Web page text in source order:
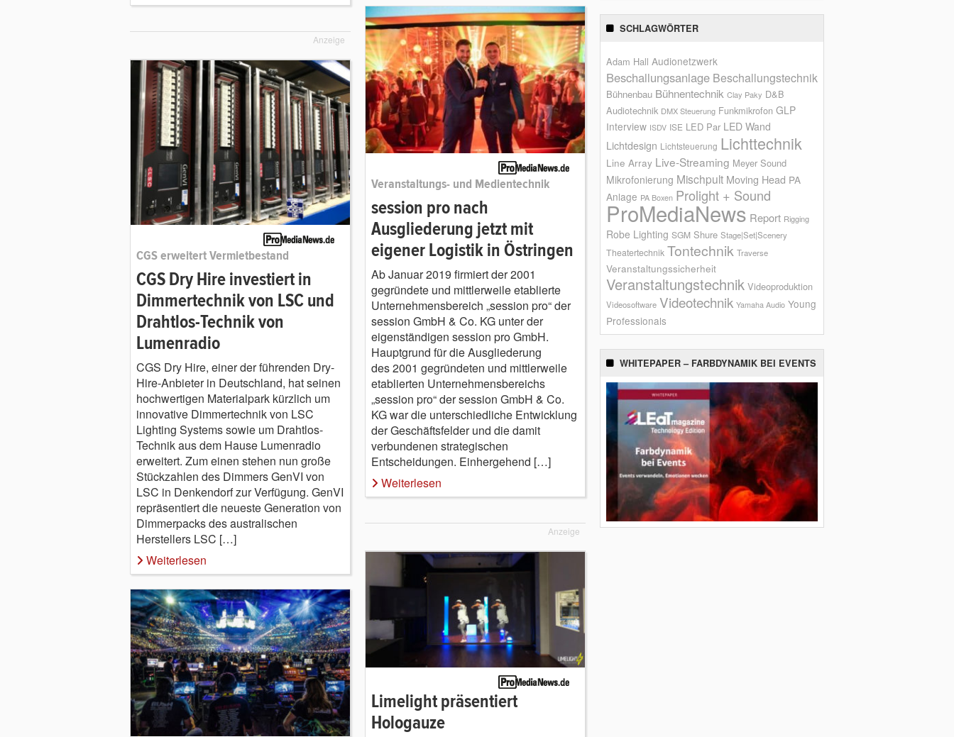
Anzeige
CGS erweitert Vermietbestand
CGS Dry Hire investiert in
Dimmertechnik von LSC und
Drahtlos-Technik von
Lumenradio
CGS Dry Hire, einer der führenden Dry-
Hire-Anbieter in Deutschland, hat seinen
hochwertigen Materialpark kürzlich um
innovative Dimmertechnik von LSC
Lighting Systems sowie um Drahtlos-
Technik aus dem Hause Lumenradio
erweitert. Zum einen stehen nun große
Stückzahlen des Dimmers GenVI von
LSC in Denkendorf zur Verfügung. GenVI
repräsentiert die neueste Generation von
Dimmerpacks des australischen
Herstellers LSC […]
Weiterlesen
Veranstaltungs- und Medientechnik
session pro nach
Ausgliederung jetzt mit
eigener Logistik in Östringen
Ab Januar 2019 firmiert der 2001
gegründete und mittlerweile etablierte
Unternehmensbereich „session pro“ der
session GmbH & Co. KG unter der
eigenständigen session pro GmbH.
Hauptgrund für die Ausgliederung
des 2001 gegründeten und mittlerweile
etablierten Unternehmensbereichs
„session pro“ der session GmbH & Co.
KG war die unterschiedliche Entwicklung
der Geschäftsfelder und die damit
verbundenen strategischen
Entscheidungen. Einhergehend […]
Weiterlesen
Anzeige
Limelight präsentiert
Hologauze
SCHLAGWÖRTER
Adam Hall Audionetzwerk
Beschallungsanlage Beschallungstechnik
Bühnenbau Bühnentechnik Clay Paky D&B
Audiotechnik DMX Steuerung Funkmikrofon GLP
Interview ISDV ISE LED Par LED Wand
Lichtdesign Lichtsteuerung Lichttechnik
Line Array Live-Streaming Meyer Sound
Mikrofonierung Mischpult Moving Head PA
Anlage PA Boxen Prolight + Sound
ProMediaNews Report Rigging
Robe Lighting SGM Shure Stage|Set|Scenery
Theatertechnik Tontechnik Traverse
Veranstaltungssicherheit
Veranstaltungstechnik Videoproduktion
Videosoftware Videotechnik Yamaha Audio Young
Professionals
WHITEPAPER – FARBDYNAMIK BEI EVENTS